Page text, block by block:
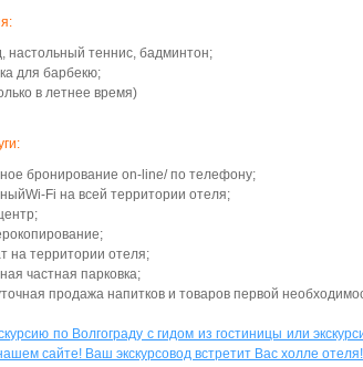
настольный теннис, бадминтон;
для барбекю;
в летнее время)
бронирование on-line/ по телефону;
Fi на всей территории отеля;
на территории отеля;
частная парковка;
продажа напитков и товаров первой
по Волгограду с гидом из гостиницы или
сайте! Ваш экскурсовод встретит Вас холле отеля!